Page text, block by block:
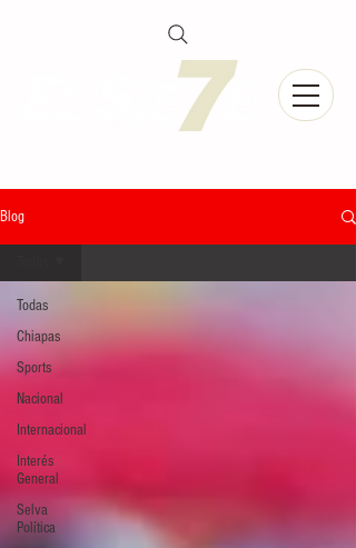
Blog
Todas
Chiapas
Sports
Nacional
Internacional
Interés
General
Selva
Política